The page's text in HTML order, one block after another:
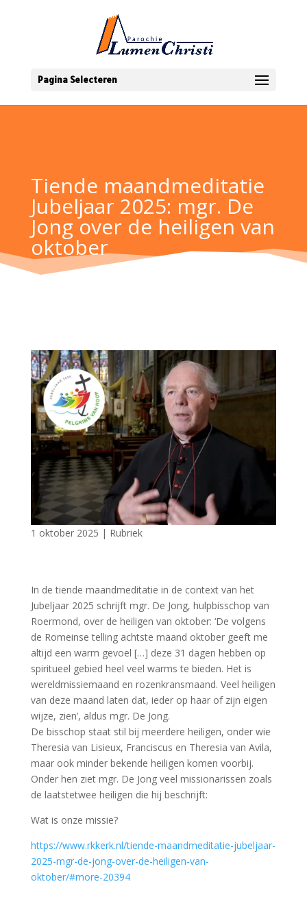
Pagina Selecteren
Tiende maandmeditatie
Jubeljaar 2025: mgr. De
Jong over de heiligen van
oktober
1 oktober 2025 | Rubriek
In de tiende maandmeditatie in de context van het
Jubeljaar 2025 schrijft mgr. De Jong, hulpbisschop van
Roermond, over de heiligen van oktober: ‘De volgens
de Romeinse telling achtste maand oktober geeft me
altijd een warm gevoel […] deze 31 dagen hebben op
spiritueel gebied heel veel warms te bieden. Het is
wereldmissiemaand en rozenkransmaand. Veel heiligen
van deze maand laten dat, ieder op haar of zijn eigen
wijze, zien’, aldus mgr. De Jong.
De bisschop staat stil bij meerdere heiligen, onder wie
Theresia van Lisieux, Franciscus en Theresia van Avila,
maar ook minder bekende heiligen komen voorbij.
Onder hen ziet mgr. De Jong veel missionarissen zoals
de laatstetwee heiligen die hij beschrijft:
Wat is onze missie?
https://www.rkkerk.nl/tiende-maandmeditatie-jubeljaar-
2025-mgr-de-jong-over-de-heiligen-van-
oktober/#more-20394